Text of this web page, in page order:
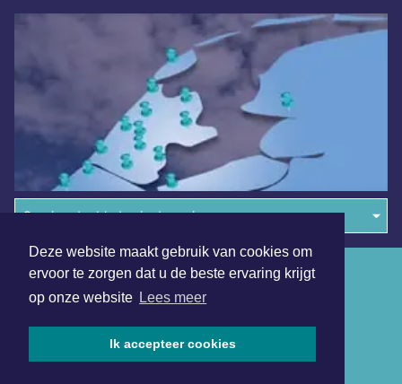
Deze website maakt gebruik van cookies om
ervoor te zorgen dat u de beste ervaring krijgt
op onze website Lees meer
Ik accepteer cookies
Overige dagbladen in de regio
Algemene voorwaarden
Disclaimer